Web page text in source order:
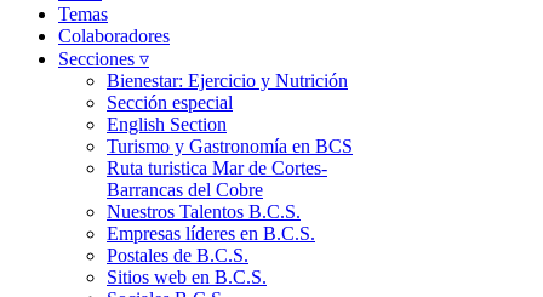
Temas
Colaboradores
Secciones ▿
Bienestar: Ejercicio y Nutrición
Sección especial
English Section
Turismo y Gastronomía en BCS
Ruta turistica Mar de Cortes-
Barrancas del Cobre
Nuestros Talentos B.C.S.
Empresas líderes en B.C.S.
Postales de B.C.S.
Sitios web en B.C.S.